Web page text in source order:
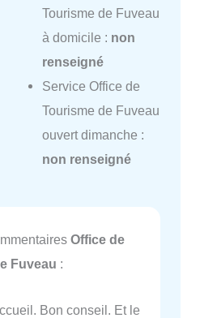
Tourisme de Fuveau
à domicile : non
renseigné
Service Office de
Tourisme de Fuveau
ouvert dimanche :
non renseigné
Office de
Fuveau :
Bon conseil. Et le